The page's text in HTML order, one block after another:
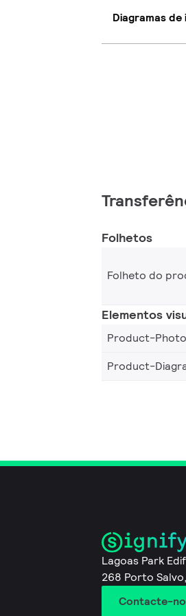
Diagramas
Folhetos
Folheto do
Elementos
Product-
Product-
Lagoas Park
268 Porto
Contacte-